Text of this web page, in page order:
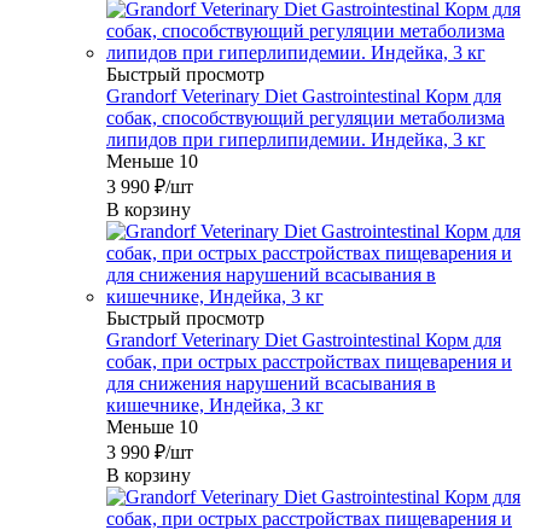
Быстрый просмотр
Grandorf Veterinary Diet Gastrointestinal Корм для
собак, способствующий регуляции метаболизма
липидов при гиперлипидемии. Индейка, 3 кг
Меньше 10
3 990 ₽/шт
В корзину
Быстрый просмотр
Grandorf Veterinary Diet Gastrointestinal Корм для
собак, при острых расстройствах пищеварения и
для снижения нарушений всасывания в
кишечнике, Индейка, 3 кг
Меньше 10
3 990 ₽/шт
В корзину